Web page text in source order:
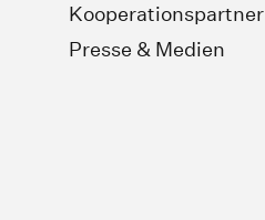
Kooperationspartner
Presse & Medien